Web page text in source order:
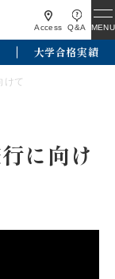
Access Q&A MENU
大学合格実績
て
に向け